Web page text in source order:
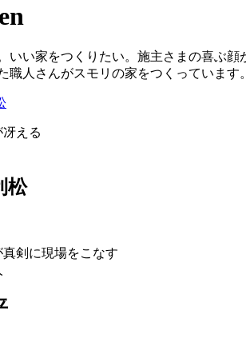
いい家をつくりたい。施主さまの喜ぶ顔
職人さんがスモリの家をつくっています。
える
松
剣に現場をこなす